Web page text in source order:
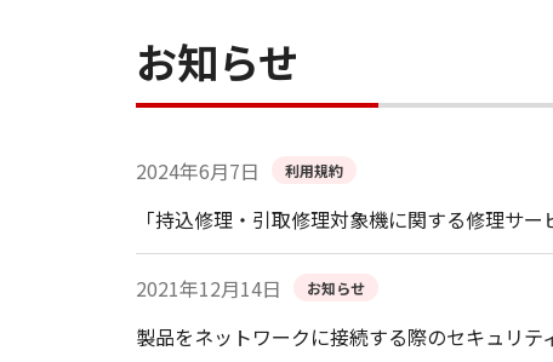
お知らせ
2024年6月7日 利用規約
「持込修理・引取修理対象機に関する修理サ
2021年12月14日 お知らせ
製品をネットワークに接続する際のセキュリテ